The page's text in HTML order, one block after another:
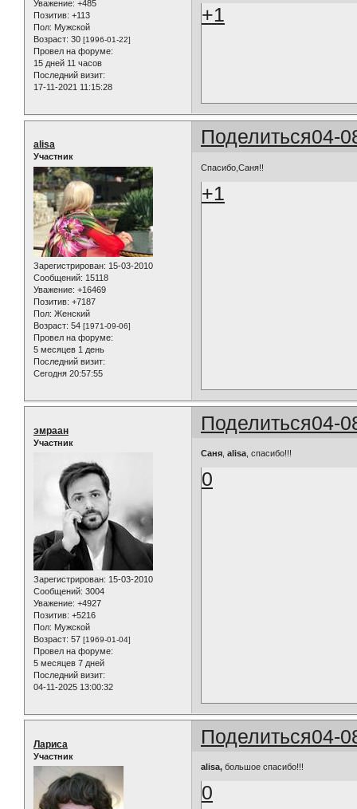
Уважение: +485
Позитив: +113
Пол: Мужской
Возраст: 30 [1996-01-22]
Провел на форуме:
15 дней 11 часов
Последний визит:
17-11-2021 11:15:28
+1
Поделиться04-
alisa
Участник
Зарегистрирован: 15-03-2010
Сообщений: 15118
Уважение: +16469
Позитив: +7187
Пол: Женский
Возраст: 54 [1971-09-06]
Провел на форуме:
5 месяцев 1 день
Последний визит:
Сегодня 20:57:55
Спасибо,Саня!!
+1
Поделиться04-
эмраан
Участник
Зарегистрирован: 15-03-2010
Сообщений: 3004
Уважение: +4927
Позитив: +5216
Пол: Мужской
Возраст: 57 [1969-01-04]
Провел на форуме:
5 месяцев 7 дней
Последний визит:
04-11-2025 13:00:32
Саня ,alisa , спасибо!!!
0
Поделиться04-
Лариса
Участник
alisa, большое спасибо!!!
0